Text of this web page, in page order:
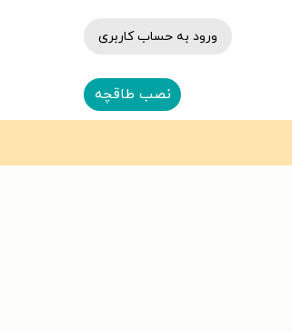
ورود به حساب کاربری
نصب طاقچه